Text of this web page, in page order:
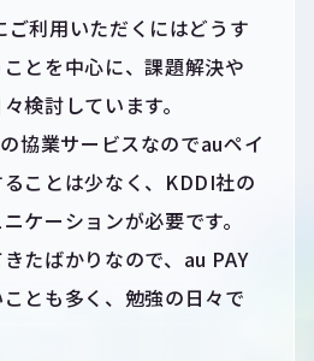
ご利用いただくにはどうす
とを中心に、課題解決や
検討しています。
協業サービスなのでauペイ
ことは少なく、KDDI社の
ケーションが必要です。
たばかりなので、au PAY
とも多く、勉強の日々で